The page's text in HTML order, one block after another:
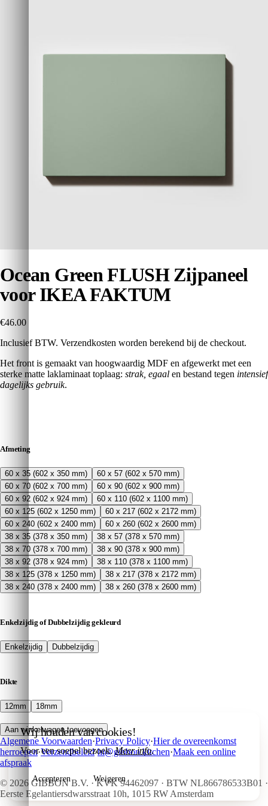
Ocean Green FLUSH Zijpaneel
voor IKEA FAKTUM
€46.00
Inclusief BTW. Verzendkosten worden berekend bij de checkout.
Het front is gemaakt van hoogwaardig MDF en afgewerkt met een
sterke matte laklaminaat toplaag: strak, egaal en bestand tegen intensief
dagelijks gebruik.
Afmeting
60 x 35 (602 x 350 mm)
60 x 57 (602 x 570 mm)
60 x 70 (602 x 700 mm)
60 x 90 (602 x 900 mm)
60 x 92 (602 x 924 mm)
60 x 110 (602 x 1100 mm)
60 x 125 (602 x 1250 mm)
60 x 217 (602 x 2172 mm)
60 x 240 (602 x 2400 mm)
60 x 260 (602 x 2600 mm)
38 x 35 (378 x 350 mm)
38 x 57 (378 x 570 mm)
38 x 70 (378 x 700 mm)
38 x 90 (378 x 900 mm)
38 x 92 (378 x 924 mm)
38 x 110 (378 x 1100 mm)
38 x 125 (378 x 1250 mm)
38 x 217 (378 x 2172 mm)
38 x 240 (378 x 2400 mm)
38 x 260 (378 x 2600 mm)
Enkelzijdig of Dubbelzijdig gekleurd
Enkelzijdig Dubbelzijdig
Dikte
12mm 18mm
Aan winkelwagen toevoegen
Algemene Voorwaarden·Privacy Policy·Hier de overeenkomst
herroepen·Verzendbeleid·hi@gibbon.kitchen·Maak een online
afspraak
© 2026 GIBBON B.V. · KVK 94462097 · BTW NL866786533B01 ·
Eerste Egelantiersdwarsstraat 10h, 1015 RW Amsterdam
Wij houden van cookies!
Voor een soepel bezoek. Meer info.
Accepteren Weigeren